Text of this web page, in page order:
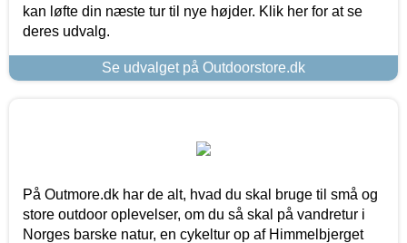
kan løfte din næste tur til nye højder. Klik her for at se
deres udvalg.
Se udvalget på Outdoorstore.dk
På Outmore.dk har de alt, hvad du skal bruge til små og
store outdoor oplevelser, om du så skal på vandretur i
Norges barske natur, en cykeltur op af Himmelbjerget